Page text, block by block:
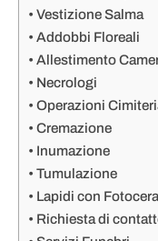
Vestizione Salma
Addobbi Floreali
Allestimento
Necrologi
Operazioni
Cremazione
Inumazione
Tumulazione
Lapidi con
Richiesta di